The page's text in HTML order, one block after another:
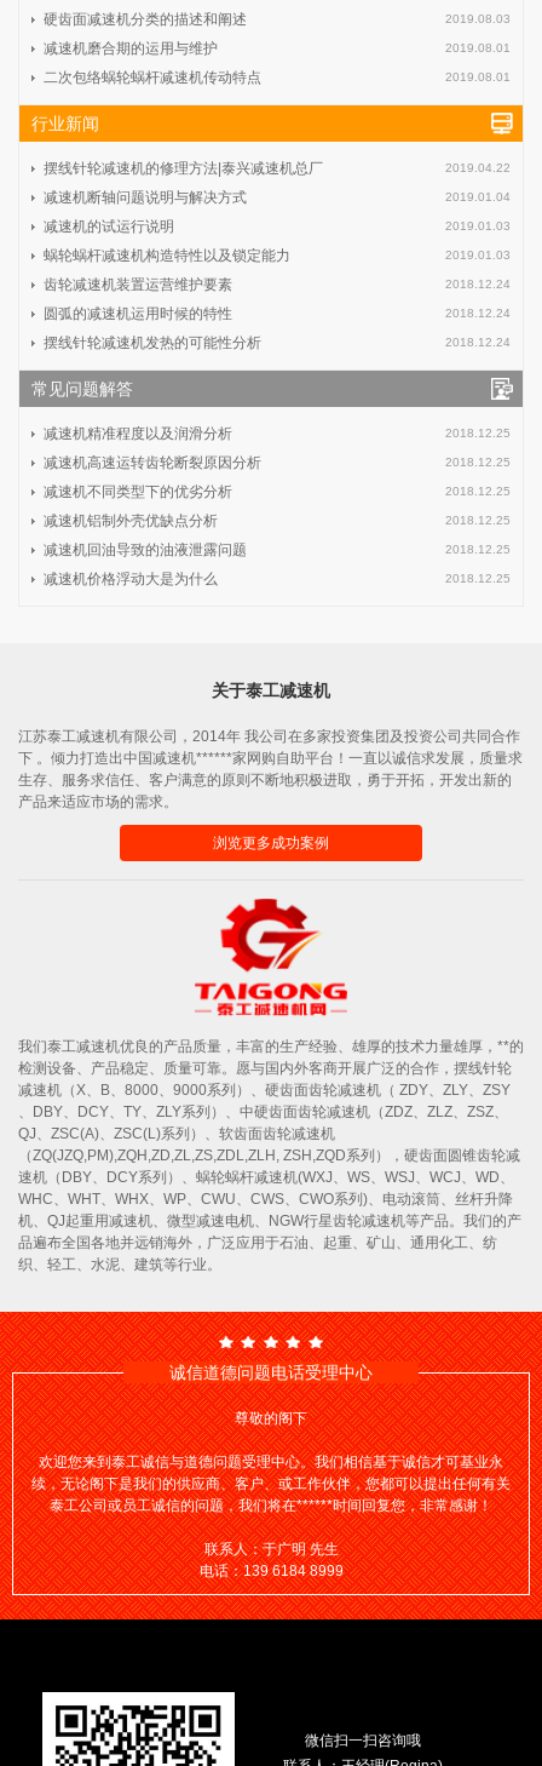
2019.08.03
硬齿面减速机分类的描述和阐述
2019.08.01
减速机磨合期的运用与维护
2019.08.01
二次包络蜗轮蜗杆减速机传动特点
行业新闻
2019.04.22
摆线针轮减速机的修理方法|泰兴减速机总厂
2019.01.04
减速机断轴问题说明与解决方式
2019.01.03
减速机的试运行说明
2019.01.03
蜗轮蜗杆减速机构造特性以及锁定能力
2018.12.24
齿轮减速机装置运营维护要素
2018.12.24
圆弧的减速机运用时候的特性
2018.12.24
摆线针轮减速机发热的可能性分析
常见问题解答
2018.12.25
减速机精准程度以及润滑分析
2018.12.25
减速机高速运转齿轮断裂原因分析
2018.12.25
减速机不同类型下的优劣分析
2018.12.25
减速机铝制外壳优缺点分析
2018.12.25
减速机回油导致的油液泄露问题
2018.12.25
减速机价格浮动大是为什么
关于泰工减速机
江苏泰工减速机有限公司，2014年 我公司在多家投资集团及投资公司共同合作
下 。倾力打造出中国减速机******家网购自助平台！一直以诚信求发展，质量求
生存、服务求信任、客户满意的原则不断地积极进取，勇于开拓，开发出新的
产品来适应市场的需求。
浏览更多成功案例
我们泰工减速机优良的产品质量，丰富的生产经验、雄厚的技术力量雄厚，**的
检测设备、产品稳定、质量可靠。愿与国内外客商开展广泛的合作，摆线针轮
减速机（X、B、8000、9000系列）、硬齿面齿轮减速机（ ZDY、ZLY、ZSY
、DBY、DCY、TY、ZLY系列）、中硬齿面齿轮减速机（ZDZ、ZLZ、ZSZ、
QJ、ZSC(A)、ZSC(L)系列）、软齿面齿轮减速机
（ZQ(JZQ,PM),ZQH,ZD,ZL,ZS,ZDL,ZLH, ZSH,ZQD系列），硬齿面圆锥齿轮减
速机（DBY、DCY系列）、蜗轮蜗杆减速机(WXJ、WS、WSJ、WCJ、WD、
WHC、WHT、WHX、WP、CWU、CWS、CWO系列)、电动滚筒、丝杆升降
机、QJ起重用减速机、微型减速电机、NGW行星齿轮减速机等产品。我们的产
品遍布全国各地并远销海外，广泛应用于石油、起重、矿山、通用化工、纺
织、轻工、水泥、建筑等行业。
诚信道德问题电话受理中心
尊敬的阁下
欢迎您来到泰工诚信与道德问题受理中心。我们相信基于诚信才可基业永
续，无论阁下是我们的供应商、客户、或工作伙伴，您都可以提出任何有关
泰工公司或员工诚信的问题，我们将在******时间回复您，非常感谢！
联系人：于广明 先生
电话：139 6184 8999
微信扫一扫咨询哦